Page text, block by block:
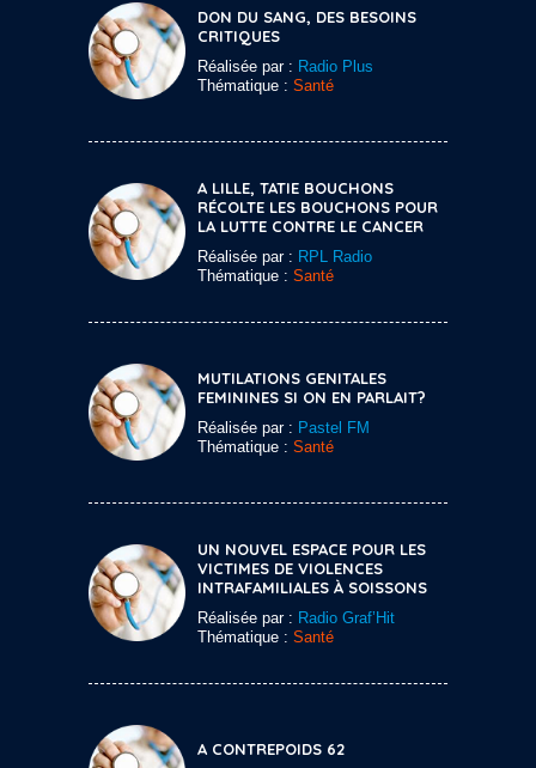
DON DU SANG, DES BESOINS
CRITIQUES
Réalisée par : Radio Plus
Thématique : Santé
A LILLE, TATIE BOUCHONS
RÉCOLTE LES BOUCHONS POUR
LA LUTTE CONTRE LE CANCER
Réalisée par : RPL Radio
Thématique : Santé
MUTILATIONS GENITALES
FEMININES SI ON EN PARLAIT?
Réalisée par : Pastel FM
Thématique : Santé
UN NOUVEL ESPACE POUR LES
VICTIMES DE VIOLENCES
INTRAFAMILIALES À SOISSONS
Réalisée par : Radio Graf’Hit
Thématique : Santé
A CONTREPOIDS 62